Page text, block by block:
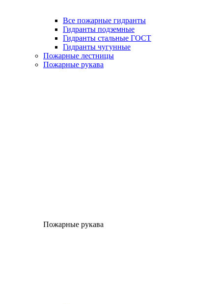
Все пожарные гидранты
Гидранты подземные
Гидранты стальные ГОСТ
Гидранты чугунные
Пожарные лестницы
Пожарные рукава
Пожарные рукава